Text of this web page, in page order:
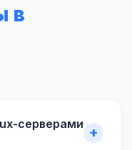
в
серверами